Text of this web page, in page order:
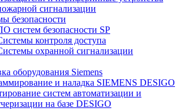
сигнализации
безопасности
систем безопасности SP
контроля доступа
охранной сигнализации
оборудования Siemens
и наладка SIEMENS DESIGO
систем автоматизации и
на базе DESIGO